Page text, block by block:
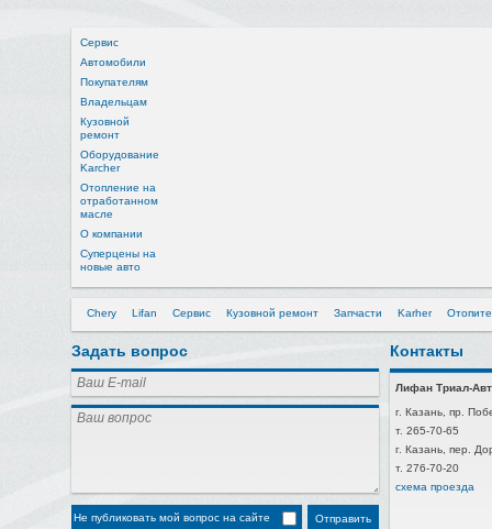
Сервис
Автомобили
Покупателям
Владельцам
Кузовной
ремонт
Оборудование
Karcher
Отопление на
отработанном
масле
О компании
Суперцены на
новые авто
Chery Lifan Сервис Кузовной ремонт Запчасти Karher
Задать вопрос
Не публиковать мой вопрос на сайте
Контакты
Лифан Триал-
г. Казань, пр.
т. 265-70-65
г. Казань, пер.
т. 276-70-20
схема проезда